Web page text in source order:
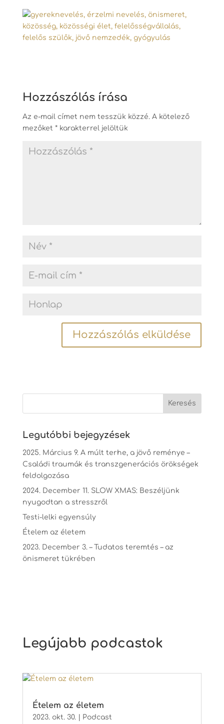
Hozzászólás írása
Az e-mail címet nem tesszük közzé. A kötelező
mezőket *karakterrel jelöltük
Legutóbbi bejegyzések
2025. Március 9. A múlt terhe, a jövő reménye –
Családi traumák és transzgenerációs örökségek
feldolgozása
2024. December 11. SLOW XMAS: Beszéljünk
nyugodtan a stresszről
Testi-lelki egyensúly
Ételem az életem
2023. December 3. – Tudatos teremtés – az
önismeret tükrében
Legújabb podcastok
Ételem az életem
2023. okt. 30.
Podcast